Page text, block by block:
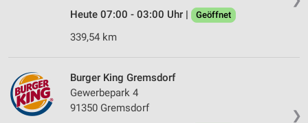
Heute 07:00 - 03:00 Uhr | Geöffnet
339,54 km
❯
Burger King Gremsdorf
Gewerbepark 4
91350 Gremsdorf